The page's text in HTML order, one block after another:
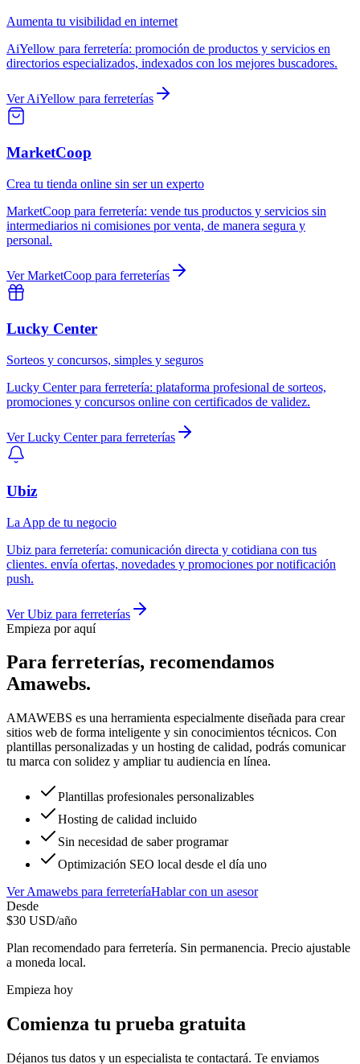
Aumenta tu visibilidad en internet
AiYellow para ferretería: promoción de productos y servicios en
directorios especializados, indexados con los mejores buscadores.
VerAiYellow para ferreterías
MarketCoop
Crea tu tienda online sin ser un experto
MarketCoop para ferretería: vende tus productos y servicios sin
intermediarios ni comisiones por venta, de manera segura y
personal.
VerMarketCoop para ferreterías
Lucky Center
Sorteos y concursos, simples y seguros
Lucky Centerpara ferretería: plataforma profesional de sorteos,
promociones y concursos online con certificados de validez.
VerLucky Centerpara ferreterías
Ubiz
La App de tu negocio
Ubiz para ferretería: comunicación directa y cotidiana con tus
clientes. envía ofertas, novedades y promociones por notificación
push.
VerUbiz para ferreterías
Empieza por aquí
Para ferreterías, recomendamos
Amawebs.
AMAWEBS es una herramienta especialmente diseñada para crear
sitios web de forma inteligente y sin conocimientos técnicos. Con
plantillas personalizadas y un hosting de calidad, podrás comunicar
tu marca con solidez y ampliar tu audiencia en línea.
Plantillas profesionales personalizables
Hosting de calidad incluido
Sin necesidad de saber programar
Optimización SEO local desde el día uno
VerAmawebs para ferreteríaHablar con un asesor
Desde
$30 USD/año
Plan recomendado para ferretería. Sin permanencia. Precio ajustable
a moneda local.
Empieza hoy
Comienza tu prueba gratuita
Déjanos tus datos y un especialista te contactará. Te enviamos